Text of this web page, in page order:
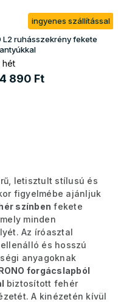
ingyenes szállítással
L2 ruhásszekrény fekete
hét
890 Ft
letisztult stílusú és
figyelmébe ajánljuk
színben fekete
minden
Az íróasztal
és hosszú
anyagoknak
forgácslapból
biztosított fehér
A kinézetén kívül